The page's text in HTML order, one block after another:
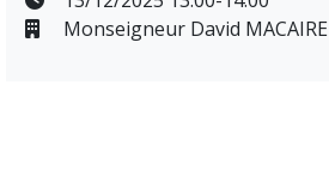
Monseigneur David MACAIRE